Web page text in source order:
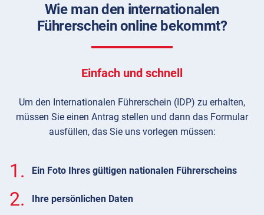
Wie man den internationalen
Führerschein online bekommt?
Einfach und schnell
Um den Internationalen Führerschein (IDP) zu erhalten,
müssen Sie einen Antrag stellen und dann das Formular
ausfüllen, das Sie uns vorlegen müssen:
1. Ein Foto Ihres gültigen nationalen Führerscheins
2. Ihre persönlichen Daten